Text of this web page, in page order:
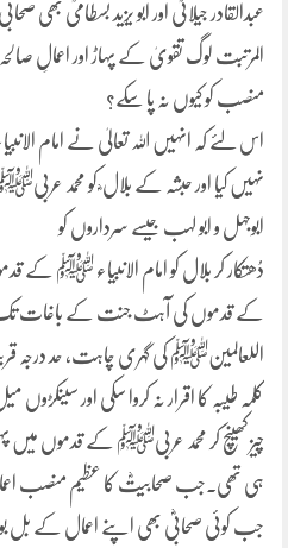
عبدالقادر جیلانیؒ اور ابو یزید بسطامیؒ
المرتبت لوگ تقویٰ کے پہاڑ اور اعمالِ
منصب کو کیوں نہ پا سکے؟
اس لئے کہ انہیں اللہ تعالیٰ نے امام
نہیں کیا اور حبشہ کے بلال ؓ کو محمد
ابوجہل و ابو لہب جیسے سرداروں کو
دُھتکار کر بلال کو امام الانبیاء ﷺ کے
کے قدموں کی آہٹ جنت کے باغات
اللعالمینﷺ کی گہری چاہت، حد درجہ
کلمہ طیبہ کا اقرار نہ کروا سکی اور
چیز کھینچ کر محمد عربیﷺ کے قدموں میں
ہی تھی۔جب صحابیتؓ کا عظیم منصب
جب کوئی صحابیؓ بھی اپنے اعمال کے بل